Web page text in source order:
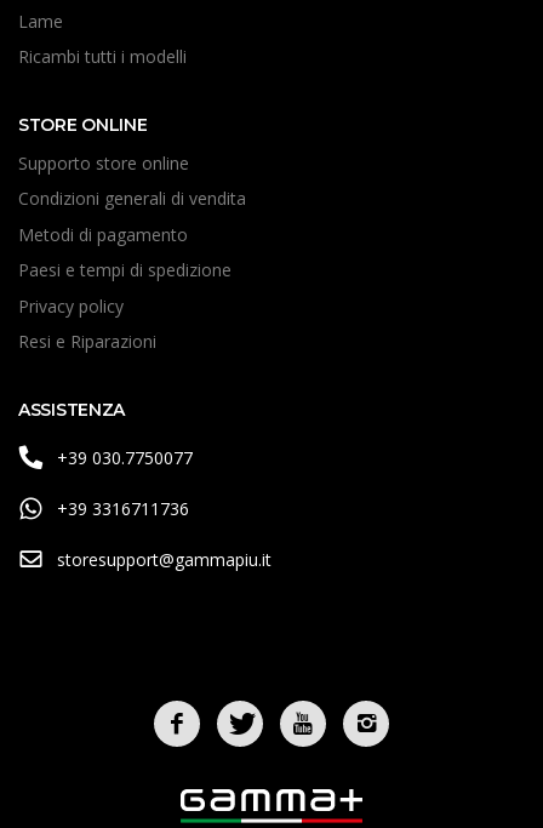
Lame
Ricambi tutti i modelli
STORE ONLINE
Supporto store online
Condizioni generali di vendita
Metodi di pagamento
Paesi e tempi di spedizione
Privacy policy
Resi e Riparazioni
ASSISTENZA
+39 030.7750077
+39 3316711736
storesupport@gammapiu.it